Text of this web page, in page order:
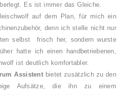
Es ist immer das Gleiche.
auf dem Plan, für mich ein
denn ich stelle nicht nur
selbst frisch her, sondern wurste
hatte ich einen handbetriebenen,
ist deutlich komfortabler.
Assistent bietet zusätzlich zu den
Aufsätze, die ihn zu einem